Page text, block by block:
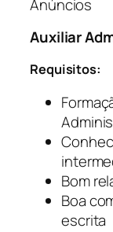
Anúncios
Auxiliar
Requisitos:
Bom
Boa
escrita